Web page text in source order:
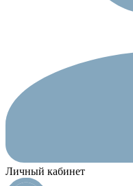
Личный кабинет